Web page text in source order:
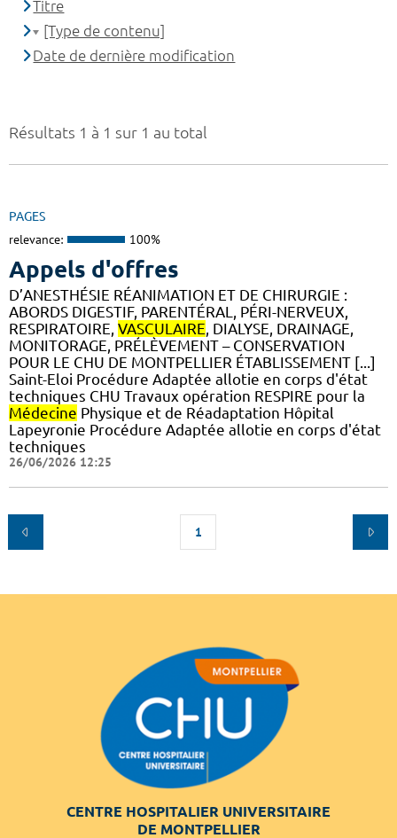
Résultats 1 à 1 sur 1 au total
PAGES
relevance: 100%
Appels d'offres
D’ANESTHÉSIE RÉANIMATION ET DE CHIRURGIE :
ABORDS DIGESTIF, PARENTÉRAL, PÉRI-NERVEUX,
RESPIRATOIRE, VASCULAIRE , DIALYSE, DRAINAGE,
MONITORAGE, PRÉLÈVEMENT – CONSERVATION
POUR LE CHU DE MONTPELLIER ÉTABLISSEMENT [...]
Saint-Eloi Procédure Adaptée allotie en corps d'état
techniques CHU Travaux opération RESPIRE pour la
Médecine Physique et de Réadaptation Hôpital
Lapeyronie Procédure Adaptée allotie en corps d'état
techniques
26/06/2026 12:25
1
Titre
[Type de contenu]
Date de dernière modification
CENTRE HOSPITALIER UNIVERSITAIRE
DE MONTPELLIER